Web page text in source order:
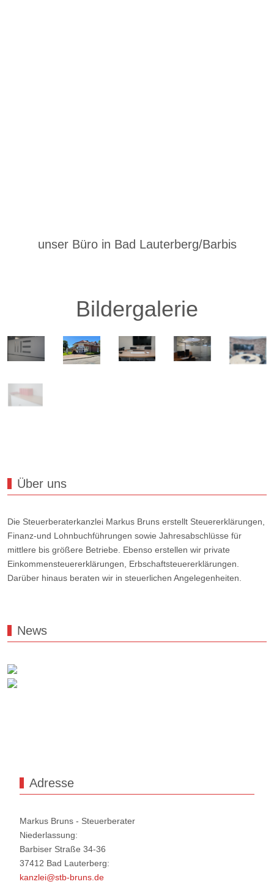
unser Büro in Bad Lauterberg/Barbis
Bildergalerie
Über uns
Die Steuerberaterkanzlei Markus Bruns erstellt Steuererklärungen,
Finanz-und Lohnbuchführungen sowie Jahresabschlüsse für
mittlere bis größere Betriebe. Ebenso erstellen wir private
Einkommensteuererklärungen, Erbschaftsteuererklärungen.
Darüber hinaus beraten wir in steuerlichen Angelegenheiten.
News
Adresse
Markus Bruns - Steuerberater
Niederlassung:
Barbiser Straße 34-36
37412 Bad Lauterberg:
kanzlei@stb-bruns.de